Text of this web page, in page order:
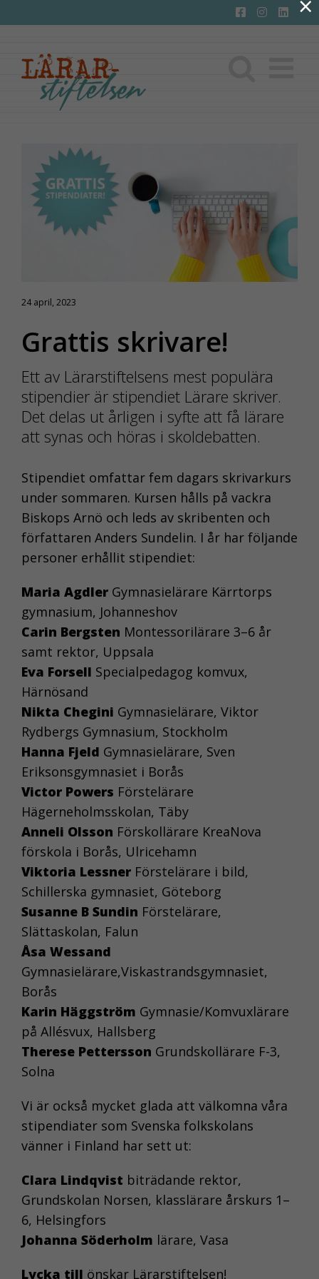
till
innehållet
24 april, 2023
Grattis skrivare!
Ett av Lärarstiftelsens mest populära
stipendier är stipendiet Lärare skriver.
Det delas ut årligen i syfte att få lärare
att synas och höras i skoldebatten.
Stipendiet omfattar fem dagars skrivarkurs
under sommaren. Kursen hålls på vackra
Biskops Arnö och leds av skribenten och
författaren Anders Sundelin. I år har följande
personer erhållit stipendiet:
Maria Agdler Gymnasielärare Kärrtorps
gymnasium, Johanneshov
Carin Bergsten Montessorilärare 3–6 år
samt rektor, Uppsala
Eva Forsell Specialpedagog komvux,
Härnösand
Nikta Chegini Gymnasielärare, Viktor
Rydbergs Gymnasium, Stockholm
Hanna Fjeld Gymnasielärare, Sven
Eriksonsgymnasiet i Borås
Victor Powers Förstelärare
Hägerneholmsskolan, Täby
Anneli Olsson Förskollärare KreaNova
förskola i Borås, Ulricehamn
Viktoria Lessner Förstelärare i bild,
Schillerska gymnasiet, Göteborg
Susanne B Sundin Förstelärare,
Slättaskolan, Falun
Åsa Wessand
Gymnasielärare,Viskastrandsgymnasiet,
Borås
Karin Häggström Gymnasie/Komvuxlärare
på Allésvux, Hallsberg
Therese Pettersson Grundskollärare F-3,
Solna
Vi är också mycket glada att välkomna våra
stipendiater som Svenska folkskolans
vänner i Finland har sett ut:
Clara Lindqvist biträdande rektor,
Grundskolan Norsen, klasslärare årskurs 1–
6, Helsingfors
Johanna Söderholm lärare, Vasa
Lycka till önskar Lärarstiftelsen!